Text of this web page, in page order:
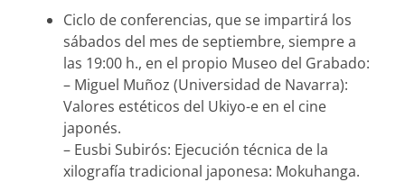
Ciclo de conferencias, que se impartirá los
sábados del mes de septiembre, siempre a
las 19:00 h., en el propio Museo del Grabado:
– Miguel Muñoz (Universidad de Navarra):
Valores estéticos del Ukiyo-e en el cine
japonés.
– Eusbi Subirós: Ejecución técnica de la
xilografía tradicional japonesa: Mokuhanga.